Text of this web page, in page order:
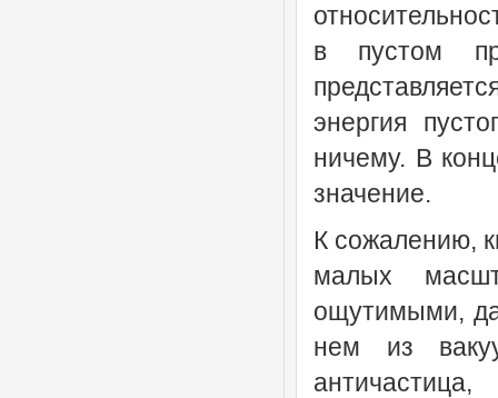
в пустом
энергия
ничему. В
значение.
К сожалению,
малых
ощутимыми,
нем из